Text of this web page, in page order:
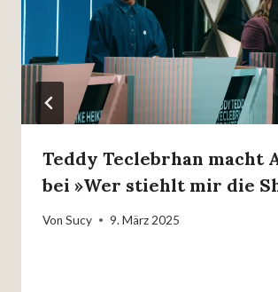
Teddy Teclebrhan macht
bei »Wer stiehlt mir die
Von Sucy 9. März 2025